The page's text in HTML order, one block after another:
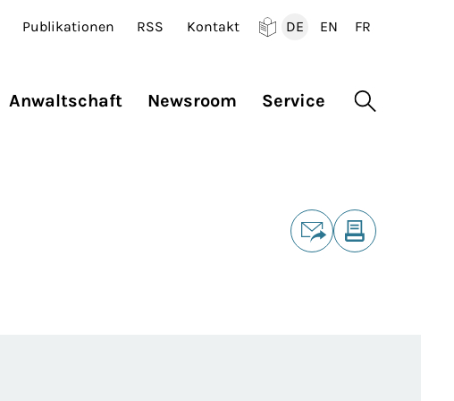
Publikationen RSS Kontakt
DE
EN
FR
Anwaltschaft Newsroom Service Suche